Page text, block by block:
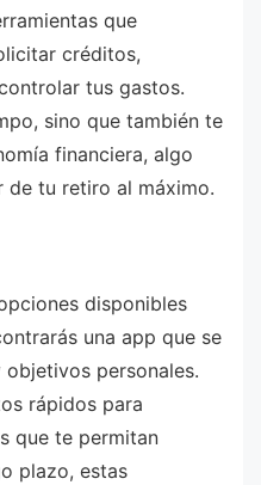
que
créditos,
tus gastos.
sino que también te
financiera, algo
de tu retiro al máximo.
disponibles
una app que se
personales.
rápidos para
que te permitan
plazo, estas